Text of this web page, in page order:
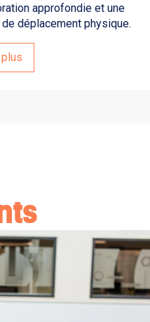
approfondie et une
déplacement physique.